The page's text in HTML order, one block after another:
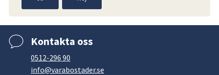
Kontakta oss
0512-296 90
info@varabostader.se